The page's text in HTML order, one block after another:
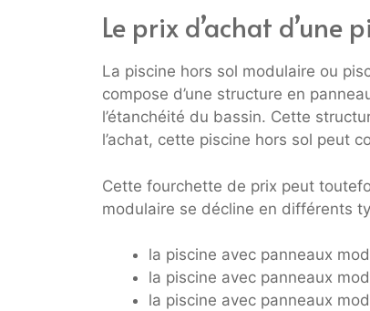
Le prix d’achat d’une
La piscine hors sol modulaire ou
compose d’une structure en
l’étanchéité du bassin. Cette
l’achat, cette piscine hors sol peut
Cette fourchette de prix peut
modulaire se décline en différents
la piscine avec panneaux
la piscine avec panneaux
la piscine avec panneaux